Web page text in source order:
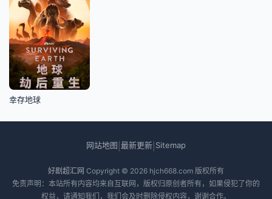
幸存地球
网站地图 最新更新 Sitemap
好剧超汇网 Copyright © 2026 hjch668.com 版权所有
免责声明：本站所有内容均来自互联网，版权归原创者所有，如果侵犯了你的
权益，请通知我们，我们会及时删除侵权内容，谢谢合作。